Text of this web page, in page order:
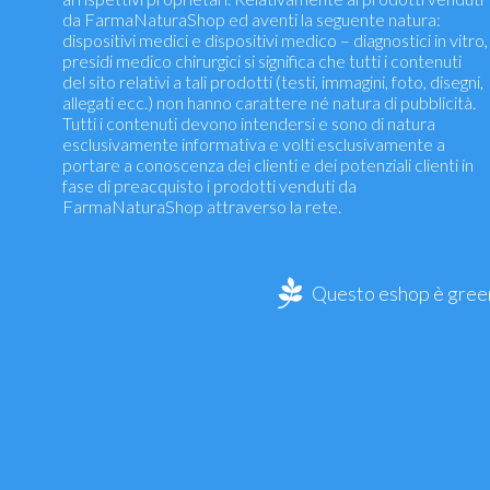
da FarmaNaturaShop ed aventi la seguente natura:
dispositivi medici e dispositivi medico – diagnostici in vitro,
presidi medico chirurgici si significa che tutti i contenuti
del sito relativi a tali prodotti (testi, immagini, foto, disegni,
allegati ecc.) non hanno carattere né natura di pubblicità.
Tutti i contenuti devono intendersi e sono di natura
esclusivamente informativa e volti esclusivamente a
portare a conoscenza dei clienti e dei potenziali clienti in
fase di preacquisto i prodotti venduti da
FarmaNaturaShop attraverso la rete.
Questo eshop è